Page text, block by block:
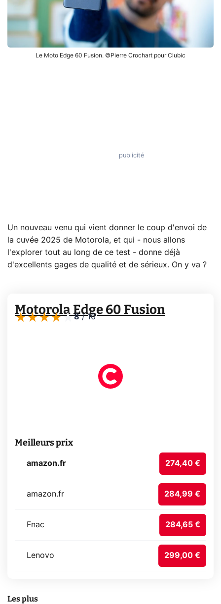
Le Moto Edge 60 Fusion. ©Pierre Crochart pour Clubic
Un nouveau venu qui vient donner le coup d'envoi de
la cuvée 2025 de Motorola, et qui - nous allons
l'explorer tout au long de ce test - donne déjà
d'excellents gages de qualité et de sérieux. On y va ?
Motorola Edge 60 Fusion
8/10
Meilleurs prix
amazon.fr 274,40 €
amazon.fr 284,99 €
Fnac 284,65 €
Lenovo 299,00 €
Les plus